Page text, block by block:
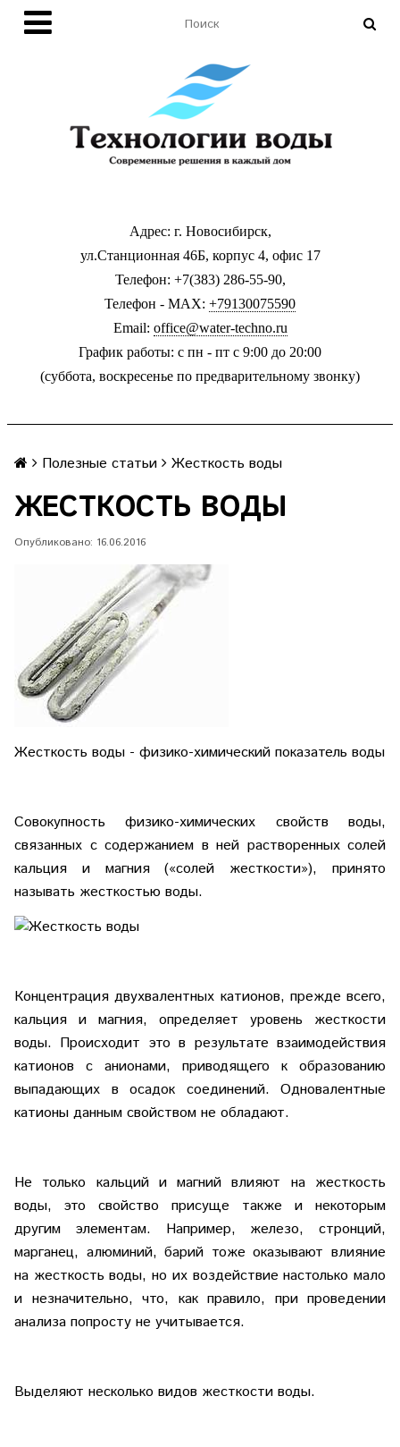
Адрес: г. Новосибирск,
ул.Станционная 46Б, корпус 4, офис 17
Телефон: +7(383) 286-55-90,
Телефон - MAX: +79130075590
Email: office@water-techno.ru
График работы: с пн - пт с 9:00 до 20:00
(суббота, воскресенье по предварительному звонку)
Полезные статьи Жесткость воды
ЖЕСТКОСТЬ ВОДЫ
Опубликовано: 16.06.2016
Жесткость воды - физико-химический показатель воды
Совокупность физико-химических свойств воды,
связанных с содержанием в ней растворенных солей
кальция и магния («солей жесткости»), принято
называть жесткостью воды.
Концентрация двухвалентных катионов, прежде всего,
кальция и магния, определяет уровень жесткости
воды. Происходит это в результате взаимодействия
катионов с анионами, приводящего к образованию
выпадающих в осадок соединений. Одновалентные
катионы данным свойством не обладают.
Не только кальций и магний влияют на жесткость
воды, это свойство присуще также и некоторым
другим элементам. Например, железо, стронций,
марганец, алюминий, барий тоже оказывают влияние
на жесткость воды, но их воздействие настолько мало
и незначительно, что, как правило, при проведении
анализа попросту не учитывается.
Выделяют несколько видов жесткости воды.